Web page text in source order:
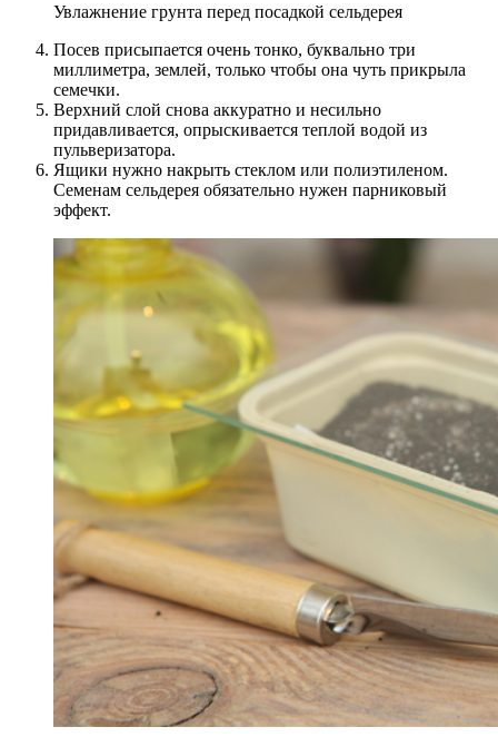
Увлажнение грунта перед посадкой сельдерея
Посев присыпается очень тонко, буквально три
миллиметра, землей, только чтобы она чуть прикрыла
семечки.
Верхний слой снова аккуратно и несильно
придавливается, опрыскивается теплой водой из
пульверизатора.
Ящики нужно накрыть стеклом или полиэтиленом.
Семенам сельдерея обязательно нужен парниковый
эффект.